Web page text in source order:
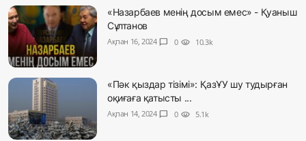
«Назарбаев менің досым емес» - Қуаныш
Сұлтанов
Ақпан 16, 2024 chat_bubble 0 visibility 10.3k
«Пәк қыздар тізімі»: ҚазҰУ шу тудырған
оқиғаға қатысты ...
Ақпан 14, 2024 chat_bubble 0 visibility 5.1k